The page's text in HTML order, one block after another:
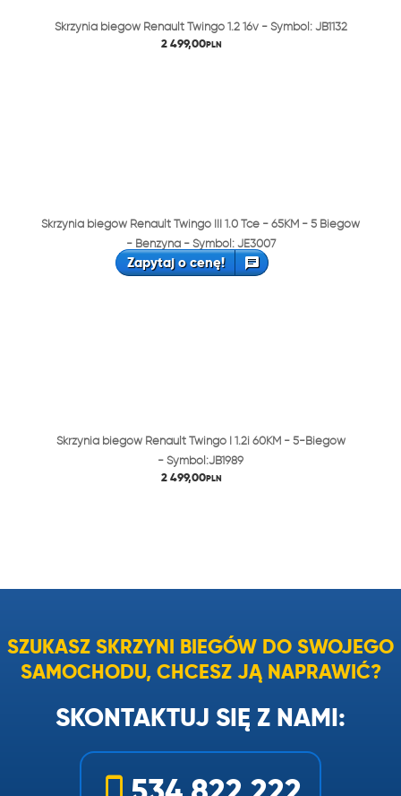
Skrzynia biegów Renault Twingo 1.2 16v - Symbol: JB1132
2 499,00PLN
Skrzynia biegów Renault Twingo III 1.0 Tce - 65KM - 5 Biegów
- Benzyna - Symbol: JE3007
Zapytaj o cenę!
Skrzynia biegów Renault Twingo I 1.2i 60KM - 5-Biegów
- Symbol:JB1989
2 499,00PLN
SZUKASZ SKRZYNI BIEGÓW DO SWOJEGO
SAMOCHODU, CHCESZ JĄ NAPRAWIĆ?
SKONTAKTUJ SIĘ Z NAMI: